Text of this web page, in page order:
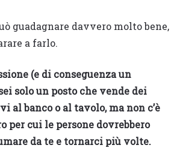
guadagnare davvero molto bene,
a farlo.
(e di conseguenza un
solo un posto che vende dei
al banco o al tavolo, ma non c’è
per cui le persone dovrebbero
da te e tornarci più volte.